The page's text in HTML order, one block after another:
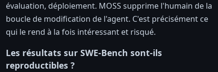
évaluation, déploiement. MOSS supprime l'humain de la
boucle de modification de l'agent. C'est précisément ce
qui le rend à la fois intéressant et risqué.
Les résultats sur SWE-Bench sont-ils
reproductibles ?